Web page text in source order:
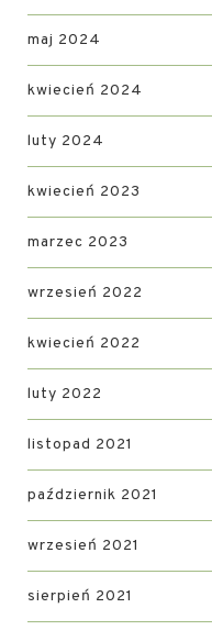
maj 2024
kwiecień 2024
luty 2024
kwiecień 2023
marzec 2023
wrzesień 2022
kwiecień 2022
luty 2022
listopad 2021
październik 2021
wrzesień 2021
sierpień 2021